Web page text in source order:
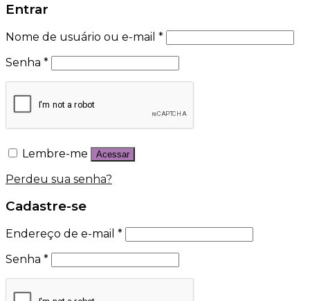
Entrar
Nome de usuário ou e-mail *
Senha *
Lembre-me Acessar
Perdeu sua senha?
Cadastre-se
Endereço de e-mail *
Senha *